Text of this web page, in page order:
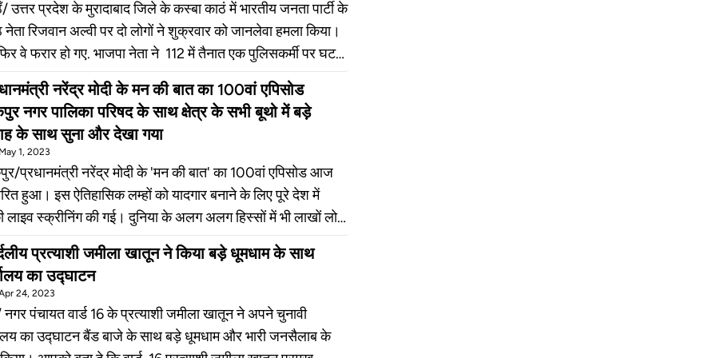
नेता रिजवान अल्वी पर दो लोगों ने शुक्रवार को जानलेवा हमला किया।
वे फरार हो गए. भाजपा नेता ने 112 में तैनात एक पुलिसकर्मी पर घटना
होने का आरोप लगाते हुए थाने में तहरीर दी है। भारतीय जनता पार्टी
उपाध्यक्ष रिजवान अल्वी ने बताया कि उनका नगर क्षेत्र में
को लेकर किसी व्यक्ति से कहा सुनी हो गई थी । आरोप है कि इस मामले
शाहीद ने भी उनके साथ मारपीट की है । और बताया कि
की रात करीब 11बजे बाइक पर सवार अज्ञात बदमाशों ने मच्छी बाजार
लाठी डंडे से उन्हें पीटने लगे . क्षेत्र में हो हल्ला होने पर मोहल्ले के
आ गए. उन्हें देखकर हमलावर मोटरसाइकिल पर सवार होकर
हो गए. भाजपा नेता ने आगे बताया कि घटनास्थल पर जिस
से हमलावर आए थे वह बिना नंबर की थी । इस मामले में भाजपा
हमलावरों के खिलाफ थाने में तहरीर दी है. भाजपा नेता ने घटना को
देने का शक जताते हुए पुलिसकर्मी पर भी कार्रवाई किये जाने की मांग की
निरीक्षक ने बताया भाजपा नेता ने जो शिकायती पत्र सौंपा है उसके
पर कोतवाली में सुसंगत धाराओं में मामला पंजीकृत कर शीघ्र ही
नरेंद्र मोदी के मन की बात का 100वां एपिसोड
पालिका परिषद के साथ क्षेत्र के सभी बूथो में बड़े
के साथ सुना और देखा गया
1, 2023
प्रधानमंत्री नरेंद्र मोदी के 'मन की बात' का 100वां एपिसोड आज
हुआ। इस ऐतिहासिक लम्हों को यादगार बनाने के लिए पूरे देश में
लाइव स्क्रीनिंग की गई। दुनिया के अलग अलग हिस्सों में भी लाखों लोगों
कार्यक्रम को सुना। न्यूयॉर्क स्थित संयुक्त राष्ट्र मुख्यालय में
की बात' के 100वां एपिसोड का सीधा प्रसारण किया गया। चूंकि, इस
में भी मन की बात के 100वे एपिसोड को दिखाने के लिए खास
किए गए। मदरसों में प्रधानमंत्री नरेंद्र मोदी की मन की बात को छात्रों
के लिए बड़ी एलईडी लगाकर प्रधानमंत्री नरेंद्र मोदी का संबोधन
के छात्रों को सुनाया गया। टनकपुर मे मन की बात का सौवां एपिसोड
प्रत्याशी जमीला खातून ने किया बड़े धूमधाम के साथ
का उद्घाटन
24, 2023
पंचायत वार्ड 16 के प्रत्याशी जमीला खातून ने अपने चुनावी
का उद्घाटन बैंड बाजे के साथ बड़े धूमधाम और भारी जनसैलाब के